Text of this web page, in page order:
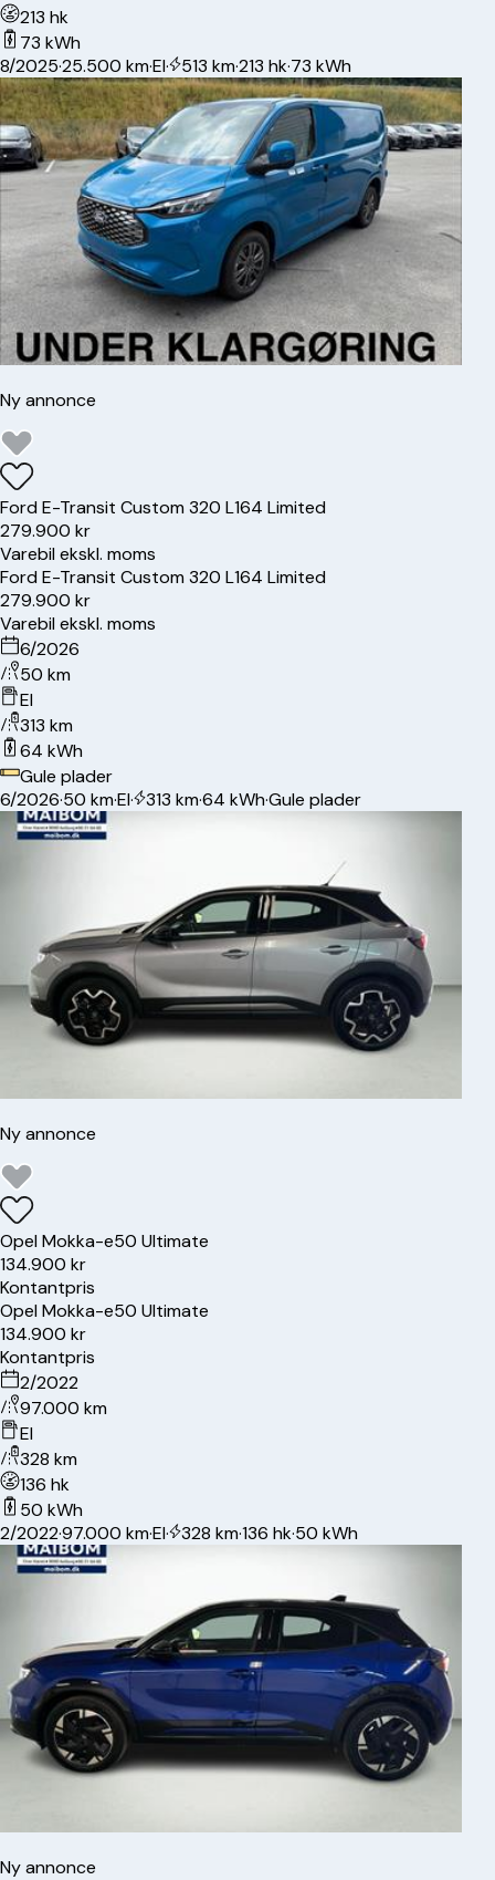
213 hk
73 kWh
8/2025·25.500 km·El· 513 km·213 hk·73 kWh
Ny annonce
FordE-Transit Custom 320 L164 Limited
279.900 kr
Varebil ekskl. moms
FordE-Transit Custom 320 L164 Limited
279.900 kr
Varebil ekskl. moms
6/2026
50 km
El
313 km
64 kWh
Gule plader
6/2026·50 km·El· 313 km·64 kWh·Gule plader
Ny annonce
OpelMokka-e50 Ultimate
134.900 kr
Kontantpris
OpelMokka-e50 Ultimate
134.900 kr
Kontantpris
2/2022
97.000 km
El
328 km
136 hk
50 kWh
2/2022·97.000 km·El· 328 km·136 hk·50 kWh
Ny annonce